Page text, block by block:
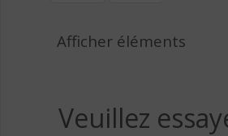
Afficher éléments
Veuillez